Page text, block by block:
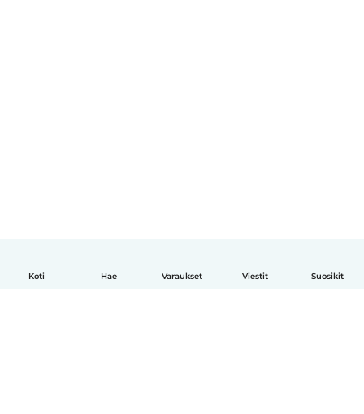
Koti Hae Varaukset Viestit Suosikit